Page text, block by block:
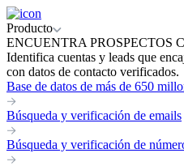
Producto
ENCUENTRA PROSPECTOS
Identifica cuentas y leads que
con datos de contacto verificados.
Base de datos de más de 650
Búsqueda y verificación de emails
Búsqueda y verificación de